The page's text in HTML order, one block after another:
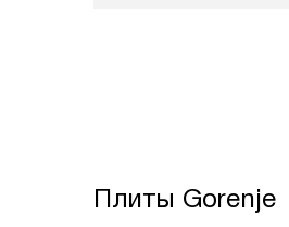
Плиты Gorenje